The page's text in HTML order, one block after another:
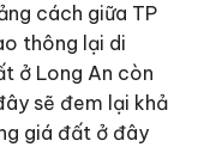
cách giữa TP
thông lại di
ở Long An còn
sẽ đem lại khả
giá đất ở đây